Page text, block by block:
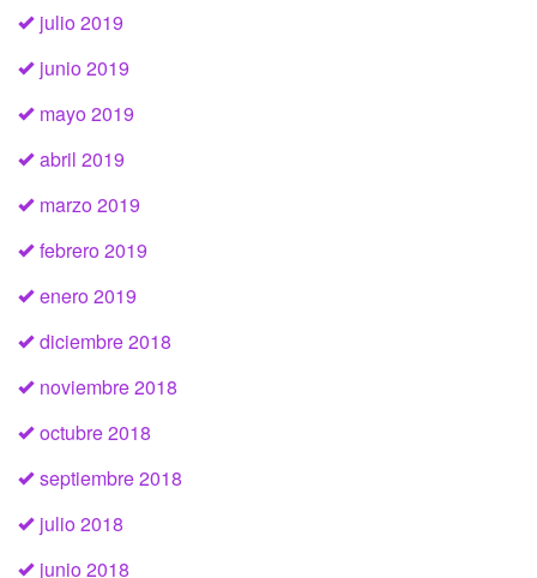
julio 2019
junio 2019
mayo 2019
abril 2019
marzo 2019
febrero 2019
enero 2019
diciembre 2018
noviembre 2018
octubre 2018
septiembre 2018
julio 2018
junio 2018